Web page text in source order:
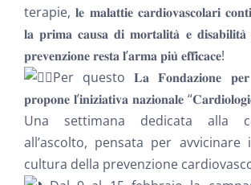
AREA RISERVATA AZIENDE
terapie, 𝐥𝐞 𝐦𝐚𝐥𝐚𝐭𝐭𝐢𝐞 𝐜𝐚𝐫𝐝𝐢𝐨𝐯𝐚𝐬𝐜𝐨𝐥𝐚𝐫𝐢
𝐥𝐚 𝐩𝐫𝐢𝐦𝐚 𝐜𝐚𝐮𝐬𝐚 𝐝𝐢 𝐦𝐨𝐫𝐭𝐚𝐥𝐢𝐭𝐚̀ 𝐞
𝐩𝐫𝐞𝐯𝐞𝐧𝐳𝐢𝐨𝐧𝐞 𝐫𝐞𝐬𝐭𝐚 𝐥’𝐚𝐫𝐦𝐚 𝐩𝐢𝐮̀ 𝐞𝐟𝐟𝐢𝐜𝐚𝐜𝐞!
Per questo 𝐋𝐚 𝐅𝐨𝐧𝐝𝐚𝐳𝐢𝐨𝐧𝐞
𝐩𝐫𝐨𝐩𝐨𝐧𝐞 𝐥’𝐢𝐧𝐢𝐳𝐢𝐚𝐭𝐢𝐯𝐚 𝐧𝐚𝐳𝐢𝐨𝐧𝐚𝐥𝐞
Una settimana dedicata alla
all’ascolto, pensata per
cultura della prevenzione